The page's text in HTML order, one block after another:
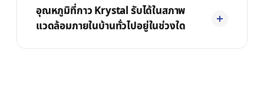
อุณหภูมิที่กาว Krystal รับได้ในสภาพ
แวดล้อมภายในบ้านทั่วไปอยู่ในช่วงใด